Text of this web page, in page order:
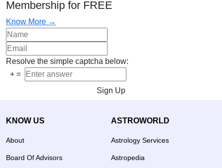
Membership for FREE
Know More →
Resolve the simple captcha below:
+ =
Sign Up
KNOW US
About
Board Of Advisors
ASTROWORLD
Astrology Services
Astropedia